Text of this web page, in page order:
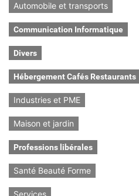
Automobile et transports
Communication Informatique
Divers
Hébergement Cafés Restaurants
Industries et PME
Maison et jardin
Professions libérales
Santé Beauté Forme
Services